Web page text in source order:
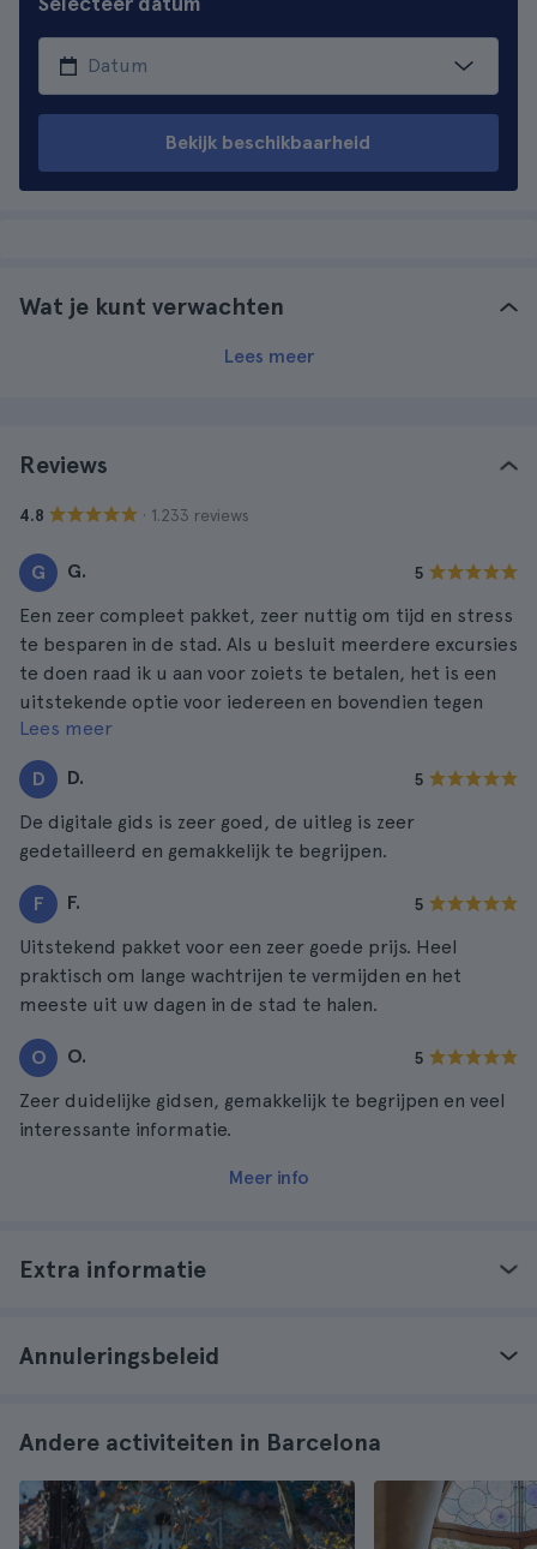
Bekijk beschikbaarheid
Wat je kunt verwachten
Lees meer
Reviews
4.8 · 1.233 reviews
G G. 5
Een zeer compleet pakket, zeer nuttig om tijd en stress
te besparen in de stad. Als u besluit meerdere excursies
te doen raad ik u aan voor zoiets te betalen, het is een
uitstekende optie voor iedereen en bovendien tegen
een zeer goede prijs.
Lees meer
D D. 5
De digitale gids is zeer goed, de uitleg is zeer
gedetailleerd en gemakkelijk te begrijpen.
F F. 5
Uitstekend pakket voor een zeer goede prijs. Heel
praktisch om lange wachtrijen te vermijden en het
meeste uit uw dagen in de stad te halen.
O O. 5
Zeer duidelijke gidsen, gemakkelijk te begrijpen en veel
interessante informatie.
Meer info
Extra informatie
Annuleringsbeleid
Andere activiteiten in Barcelona